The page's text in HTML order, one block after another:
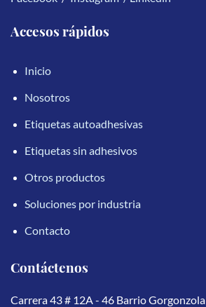
Accesos rápidos
Inicio
Nosotros
Etiquetas autoadhesivas
Etiquetas sin adhesivos
Otros productos
Soluciones por industria
Contacto
Contáctenos
Carrera 43 # 12A - 46 Barrio Gorgonzola